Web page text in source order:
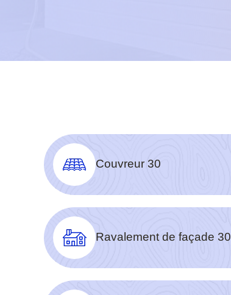
Couvreur 30
Ravalement de façade 30